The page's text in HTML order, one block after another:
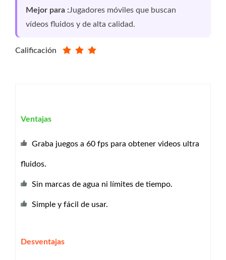
Mejor para :Jugadores móviles que buscan
vídeos fluidos y de alta calidad.
Calificación
Ventajas
Graba juegos a 60 fps para obtener videos ultra
fluidos.
Sin marcas de agua ni límites de tiempo.
Simple y fácil de usar.
Desventajas